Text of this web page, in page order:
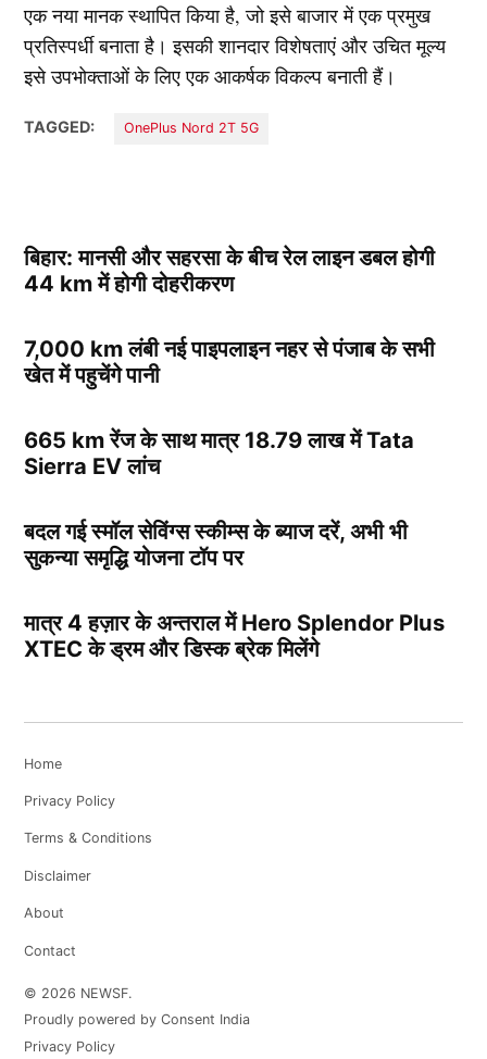
एक नया मानक स्थापित किया है, जो इसे बाजार में एक प्रमुख
प्रतिस्पर्धी बनाता है। इसकी शानदार विशेषताएं और उचित मूल्य
इसे उपभोक्ताओं के लिए एक आकर्षक विकल्प बनाती हैं।
TAGGED: OnePlus Nord 2T 5G
बिहार: मानसी और सहरसा के बीच रेल लाइन डबल होगी
44 km में होगी दोहरीकरण
7,000 km लंबी नई पाइपलाइन नहर से पंजाब के सभी
खेत में पहुचेंगे पानी
665 km रेंज के साथ मात्र 18.79 लाख में Tata
Sierra EV लांच
बदल गई स्मॉल सेविंग्स स्कीम्स के ब्याज दरें, अभी भी
सुकन्या समृद्धि योजना टॉप पर
मात्र 4 हज़ार के अन्तराल में Hero Splendor Plus
XTEC के ड्रम और डिस्क ब्रेक मिलेंगे
Home
Privacy Policy
Terms & Conditions
Disclaimer
About
Contact
© 2026 NEWSF.
Proudly powered by Consent India
Privacy Policy